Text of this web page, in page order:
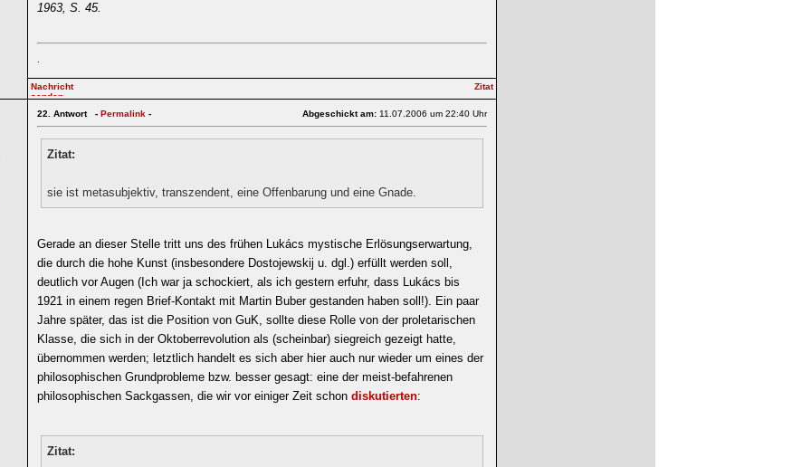
1963, S. 45.
.
22. Antwort - Permalink - Abgeschickt am: 11.07.2006 um 22:40 Uhr
Zitat:
sie ist metasubjektiv, transzendent, eine Offenbarung und eine Gnade.
Gerade an dieser Stelle tritt uns des frühen Lukács mystische Erlösungserwartung,
die durch die hohe Kunst (insbesondere Dostojewskij u. dgl.) erfüllt werden soll,
deutlich vor Augen (Ich war ja schockiert, als ich gestern erfuhr, dass Lukács bis
1921 in einem regen Brief-Kontakt mit Martin Buber gestanden haben soll!). Ein paar
Jahre später, das ist die Position von GuK, sollte diese Rolle von der proletarischen
Klasse, die sich in der Oktoberrevolution als (scheinbar) siegreich gezeigt hatte,
übernommen werden; letztlich handelt es sich aber hier auch nur wieder um eines der
philosophischen Grundprobleme bzw. besser gesagt: eine der meist-befahrenen
philosophischen Sackgassen, die wir vor einiger Zeit schon diskutierten:
Zitat: